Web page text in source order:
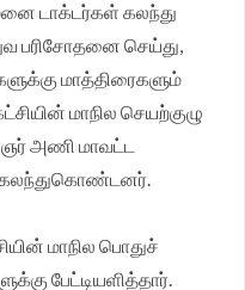
டாக்டர்கள் கலந்து
பரிசோதனை செய்து,
மாத்திரைகளும்
மாநில செயற்குழு
அணி மாவட்ட
கலந்துகொண்டனர்.
மாநில பொதுச்
பேட்டியளித்தார்.